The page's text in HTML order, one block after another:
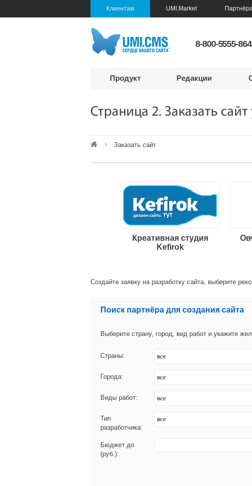
Клиентам UMI.Market
8-800-5555-864
Продукт Редакции
Страница 2. Заказать
Заказать сайт
Креативная студия
Kefirok
Создайте заявку на разработку сайта, выберите
Поиск партнёра для создания сайта
Выберите страну, город, вид работ и укажите
Страны:
Города:
Виды работ:
Тип
разработчика:
Бюджет до
(руб.):